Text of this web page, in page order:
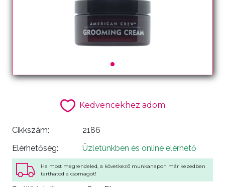
Kedvencekhez adom
Cikkszám:
2186
Elérhetőség:
Üzletünkben és online elérhető
Ha most megrendeled, a következő munkanapon már kezedben
tarthatod a csomagot!